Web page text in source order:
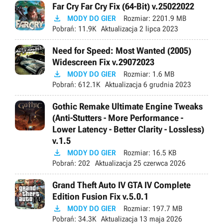
Far Cry Far Cry Fix (64-Bit) v.25022022
 MODY DO GIER Rozmiar: 2201.9 MB
Pobrań: 11.9K Aktualizacja 2 lipca 2023
Need for Speed: Most Wanted (2005)
Widescreen Fix v.29072023
 MODY DO GIER Rozmiar: 1.6 MB
Pobrań: 612.1K Aktualizacja 6 grudnia 2023
Gothic Remake Ultimate Engine Tweaks
(Anti-Stutters - More Performance -
Lower Latency - Better Clarity - Lossless)
v.1.5
 MODY DO GIER Rozmiar: 16.5 KB
Pobrań: 202 Aktualizacja 25 czerwca 2026
Grand Theft Auto IV GTA IV Complete
Edition Fusion Fix v.5.0.1
 MODY DO GIER Rozmiar: 197.7 MB
Pobrań: 34.3K Aktualizacja 13 maja 2026